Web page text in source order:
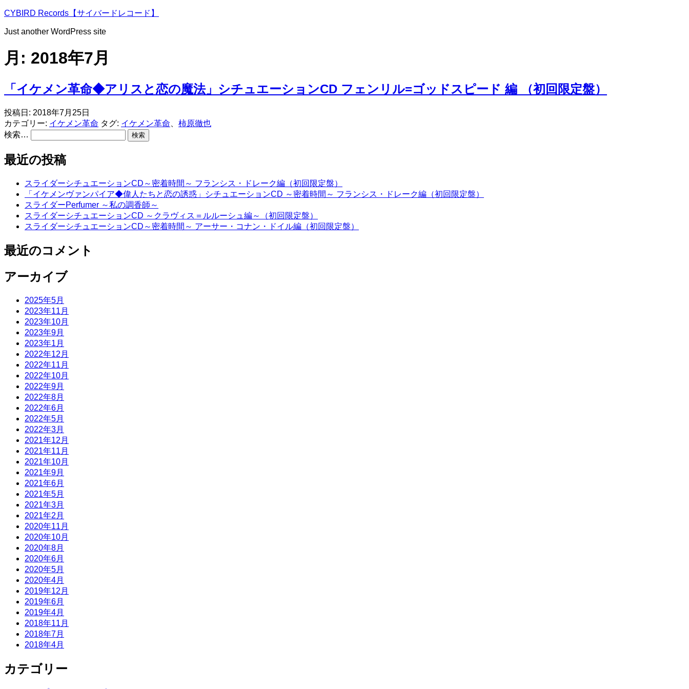
コ
テ
ツ
へ
キ
プ
CYBIRD Records【サイバードレコード】
Just another WordPress site
月: 2018年7月
「イケメン革命◆アリスと恋の魔法」シチュエーションCD フェンリル=ゴッドスピード 編 （初回限定盤）
投稿日: 2018年7月25日
カテゴリー: イケメン革命 タグ: イケメン革命
柿原徹也
検索…
最近の投稿
スライダーシチュエーションCD～密着時間～ フランシス・ドレーク編（初回限定盤）
「イケメンヴァンパイア◆偉人たちと恋の誘惑」シチュエーションCD ～密着時間～ フランシス・ドレーク編（初回限定盤）
スライダーPerfumer ～私の調香師～
スライダーシチュエーションCD ～クラヴィス＝ルルーシュ編～（初回限定盤）
スライダーシチュエーションCD～密着時間～ アーサー・コナン・ドイル編（初回限定盤）
最近のコメント
アーカイブ
2025年5月
2023年11月
2023年10月
2023年9月
2023年1月
2022年12月
2022年11月
2022年10月
2022年9月
2022年8月
2022年6月
2022年5月
2022年3月
2021年12月
2021年11月
2021年10月
2021年9月
2021年6月
2021年5月
2021年3月
2021年2月
2020年11月
2020年10月
2020年8月
2020年6月
2020年5月
2020年4月
2019年12月
2019年6月
2019年4月
2018年11月
2018年7月
2018年4月
カテゴリー